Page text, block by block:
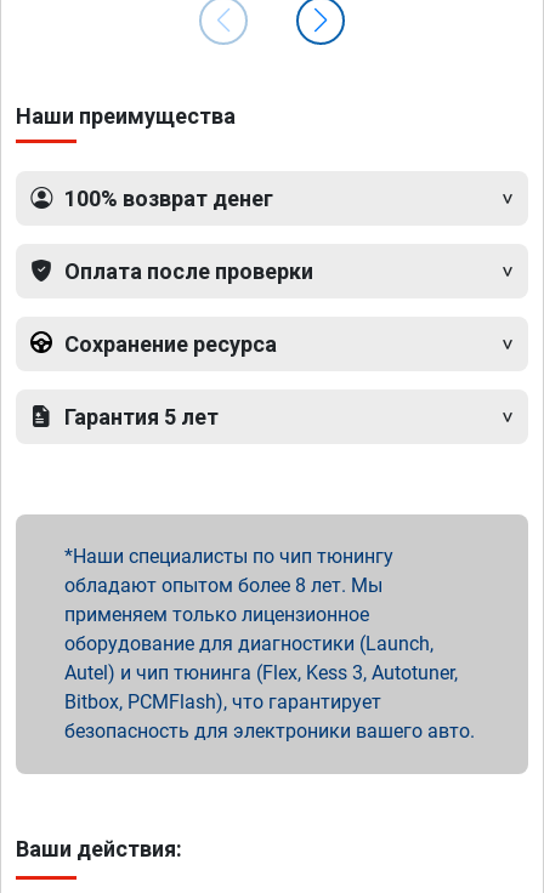
Наши преимущества
100% возврат денег
Оплата после проверки
Сохранение ресурса
Гарантия 5 лет
Наши специалисты по чип тюнингу
обладают опытом более 8 лет. Мы
применяем только лицензионное
оборудование для диагностики (Launch,
Autel) и чип тюнинга (Flex, Kess 3, Autotuner,
Bitbox, PCMFlash), что гарантирует
безопасность для электроники вашего авто.
Ваши действия: